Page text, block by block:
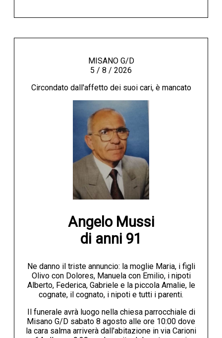
MISANO G/D
5 / 8 / 2026
Circondato dall'affetto dei suoi cari, è mancato
Angelo Mussi
di anni 91
Ne danno il triste annuncio: la moglie Maria, i figli
Olivo con Dolores, Manuela con Emilio, i nipoti
Alberto, Federica, Gabriele e la piccola Amalie, le
cognate, il cognato, i nipoti e tutti i parenti.
Il funerale avrà luogo nella chiesa parrocchiale di
Misano G/D sabato 8 agosto alle ore 10:00 dove
la cara salma arriverà dall'abitazione in via Carioni